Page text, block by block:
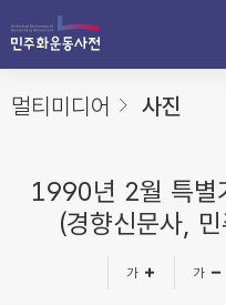
메
뉴
바
로
용
바
로
가
단
바
로
가멀티미디어 사진
1990년 2월 특별
(경향신문사,